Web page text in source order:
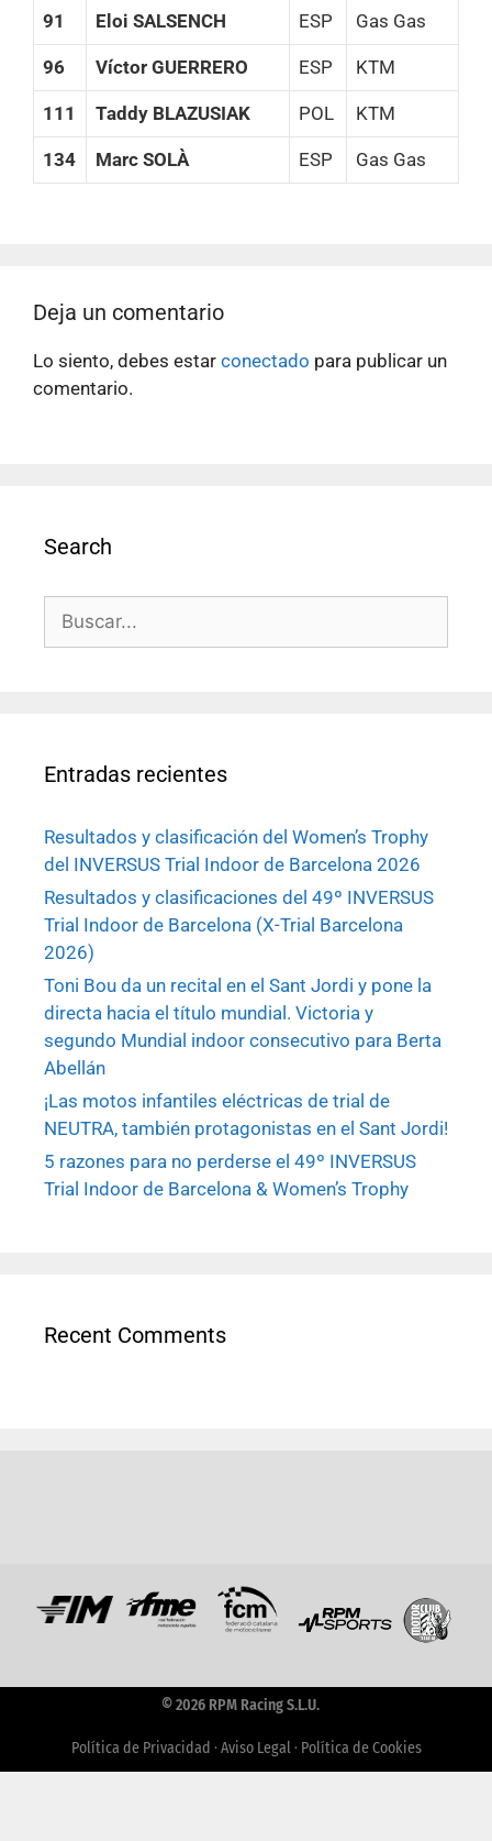
91 Eloi SALSENCH ESP Gas Gas
96 Víctor GUERRERO ESP KTM
111 Taddy BLAZUSIAK POL KTM
134 Marc SOLÀ ESP Gas Gas
Deja un comentario
Lo siento, debes estar conectado para publicar un
comentario.
Search
Entradas recientes
Resultados y clasificación del Women’s Trophy
del INVERSUS Trial Indoor de Barcelona 2026
Resultados y clasificaciones del 49º INVERSUS
Trial Indoor de Barcelona (X-Trial Barcelona
2026)
Toni Bou da un recital en el Sant Jordi y pone la
directa hacia el título mundial. Victoria y
segundo Mundial indoor consecutivo para Berta
Abellán
¡Las motos infantiles eléctricas de trial de
NEUTRA, también protagonistas en el Sant Jordi!
5 razones para no perderse el 49º INVERSUS
Trial Indoor de Barcelona & Women’s Trophy
Recent Comments
© 2026 RPM Racing S.L.U.
Política de Privacidad · Aviso Legal· Política de Cookies